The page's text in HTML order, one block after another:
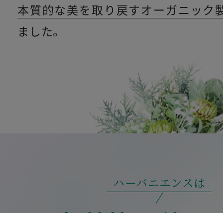
本質的な美を取り戻すオーガニック
ました。
ハーバニエンスは